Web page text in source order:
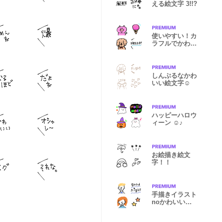
える絵文字 3!!?
使いやすい！カ
ラフルでかわい
しんぷるなかわ
いい絵文字☺︎
ハッピーハロウ
ィーン ☺︎♪
お絵描き絵文
字！！
手描きイラスト
noかわいい絵